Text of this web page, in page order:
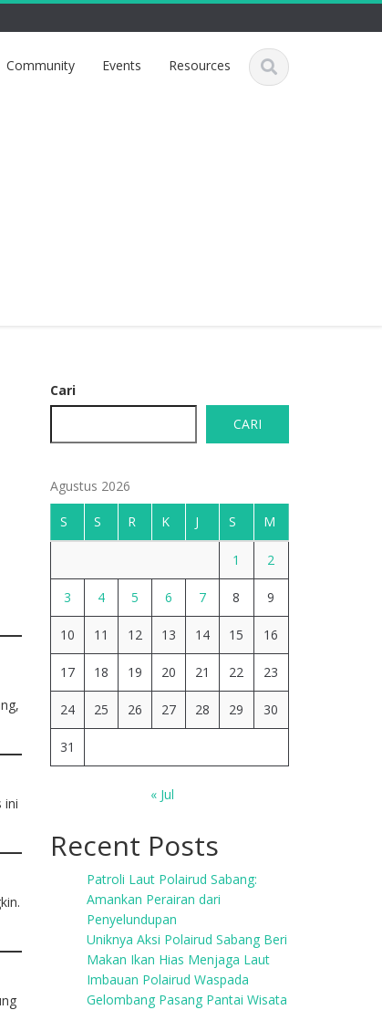
Community Events Resources
ini
Cari
CARI
Agustus 2026
S S R K J S M
1 2
3 4 5 6 7 8 9
10 11 12 13 14 15 16
17 18 19 20 21 22 23
24 25 26 27 28 29 30
31
« Jul
Recent Posts
Patroli Laut Polairud Sabang:
Amankan Perairan dari
Penyelundupan
Uniknya Aksi Polairud Sabang Beri
Makan Ikan Hias Menjaga Laut
Imbauan Polairud Waspada
Gelombang Pasang Pantai Wisata